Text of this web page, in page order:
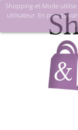
Shopping-et-Mode
utilisateur. En